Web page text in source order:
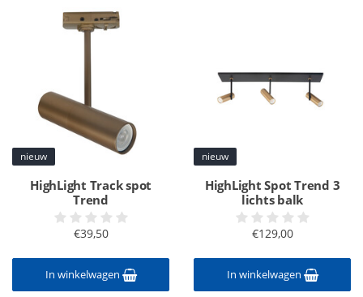
nieuw
HighLight Track spot
Trend
€39,50
In winkelwagen
nieuw
HighLight Spot Trend 3
lichts balk
€129,00
In winkelwagen